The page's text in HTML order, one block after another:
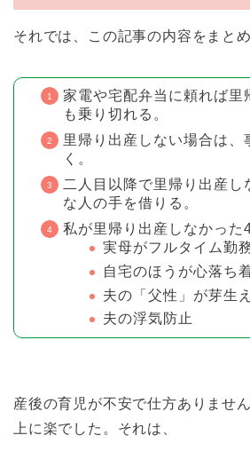
それでは、この記事の内容をまと
家電や宅配弁当に頼れば里
も乗り切れる。
里帰り出産しない場合は、
く。
二人目以降で里帰り出産し
な人の手を借りる。
私が里帰り出産しなかった
実母がフルタイム勤
自宅のほうが心落ち
夫の「父性」が芽生
夫の浮気防止
産後の育児が不安で仕方ありませ
上に楽でした。それは、